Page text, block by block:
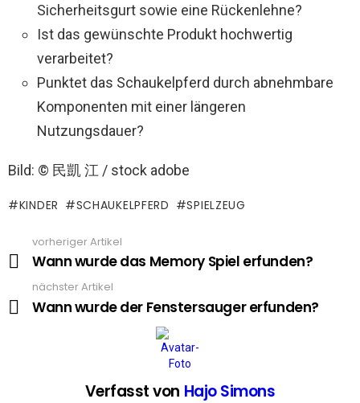
Sicherheitsgurt sowie eine Rückenlehne?
Ist das gewünschte Produkt hochwertig
verarbeitet?
Punktet das Schaukelpferd durch abnehmbare
Komponenten mit einer längeren
Nutzungsdauer?
Bild: © 民凱 江 / stock adobe
KINDER SCHAUKELPFERD SPIELZEUG
more
vorheriger Artikel
Wann wurde das Memory Spiel erfunden?
nächster Artikel
Wann wurde der Fenstersauger erfunden?
Verfasst von Hajo Simons